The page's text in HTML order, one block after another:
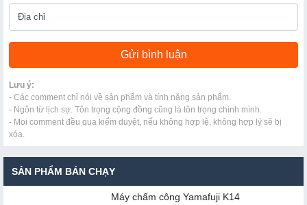
Lưu ý:
- Các comment chỉ nói về sản phẩm và tính năng sản phẩm.
- Ngôn từ lịch sự. Tôn trọng cộng đồng cũng là tôn trọng chính mình.
- Mọi comment đều qua kiểm duyệt, nếu không hợp lệ, không hợp lý sẽ bị
xóa.
SẢN PHẨM BÁN CHẠY
Máy chấm cô​ng Yamafuji K14